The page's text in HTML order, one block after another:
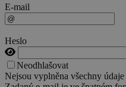
E-mail
Heslo
Neodhlašovat
Nejsou vyplněna všechny údaje